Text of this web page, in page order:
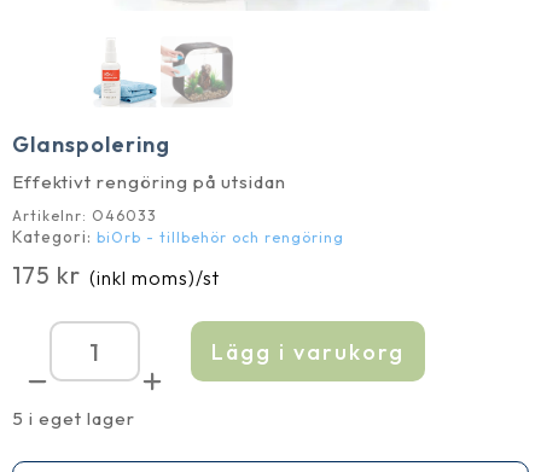
Glanspolering
Effektivt rengöring på utsidan
Artikelnr: O46033
Kategori: biOrb - tillbehör och rengöring
175 kr (inkl moms)/st
5 i eget lager
Glanspolering
mängd
Lägg i varukorg